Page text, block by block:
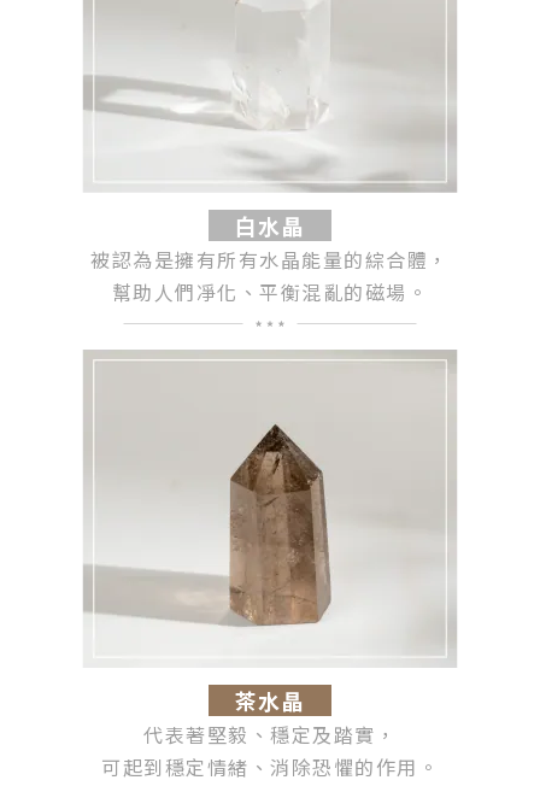
白水晶
被認為是擁有所有水晶能量的綜合體，
幫助人們凈化、平衡混亂的磁場。
茶水晶
代表著堅毅、穩定及踏實，
可起到穩定情緒、消除恐懼的作用。